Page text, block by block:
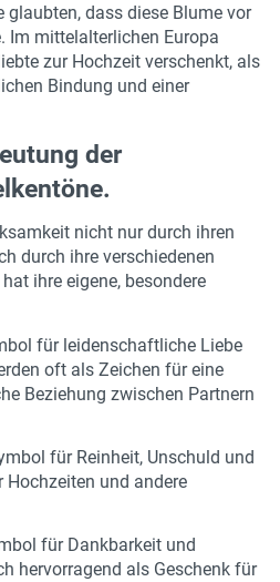
glaubten, dass diese Blume vor
Im mittelalterlichen Europa
zur Hochzeit verschenkt, als
Bindung und einer
der
nicht nur durch ihren
durch ihre verschiedenen
ihre eigene, besondere
für leidenschaftliche Liebe
oft als Zeichen für eine
Beziehung zwischen Partnern
für Reinheit, Unschuld und
Hochzeiten und andere
für Dankbarkeit und
hervorragend als Geschenk für